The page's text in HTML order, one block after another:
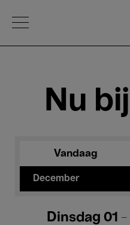
Open Menu
Nu
Vandaag
December
Dinsdag 01